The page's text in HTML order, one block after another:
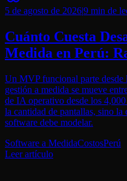
5 de agosto de 2026|9 min de
Cuánto Cuesta
Medida en Perú:
Un MVP funcional parte desde
gestión a medida se mueve
de IA operativo desde los
la cantidad de pantallas, sino
software debe modelar.
Software a MedidaCostosPerú
Leer artículo